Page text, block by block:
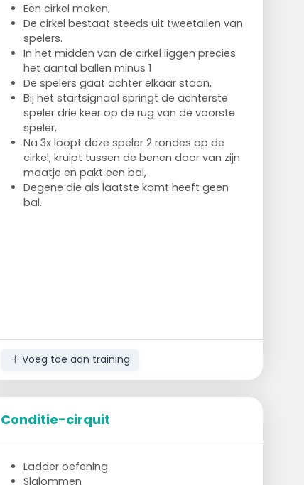
Een cirkel maken,
De cirkel bestaat steeds uit tweetallen van
spelers.
In het midden van de cirkel liggen precies
het aantal ballen minus 1
De spelers gaat achter elkaar staan,
Bij het startsignaal springt de achterste
speler drie keer op de rug van de voorste
speler,
Na 3x loopt deze speler 2 rondes op de
cirkel, kruipt tussen de benen door van zijn
maatje en pakt een bal,
Degene die als laatste komt heeft geen
bal.
Voeg toe aan training
Conditie-cirquit
Ladder oefening
Slalommen